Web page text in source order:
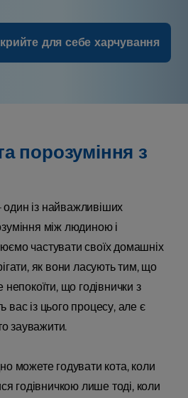
для себе харчування
порозуміння з
із найважливіших
між людиною і
частувати своїх домашніх
як вони ласують тим, що
що годівнички з
вас із цього процесу, але є
зауважити.
можете годувати кота, коли
годівничкою лише тоді, коли